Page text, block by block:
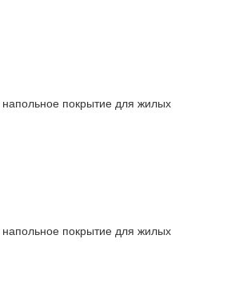
покрытие для жилых
покрытие для жилых